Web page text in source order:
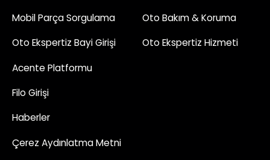
Mobil Parça Sorgulama
Oto Ekspertiz Bayi Girişi
Acente Platformu
Filo Girişi
Haberler
Çerez Aydınlatma Metni
Oto Bakım & Koruma
Oto Ekspertiz Hizmeti